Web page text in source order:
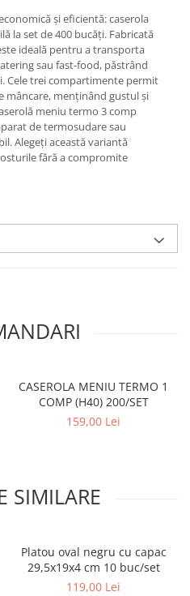
și eficientă: caserola
la set de 400 bucăți. Fabricată
ideală pentru a transporta
sau fast-food, păstrând
Cele trei compartimente permit
mâncare, menținând gustul și
meniu termo 3 comp
de termosudare sau
Alegeți această variantă
fără a compromite
CASEROLA MENIU TERMO 1
COMP (H40) 200/SET
159,00 Lei
SIMILARE
Platou oval negru cu capac
29,5x19x4 cm 10 buc/set
119,00 Lei